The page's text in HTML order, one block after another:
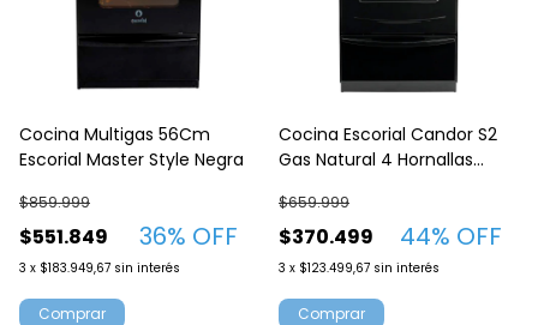
Cocina Multigas 56Cm
Escorial Master Style Negra
$551.849
$859.999
36% OFF
3 x $183.949,67 sin interés
Cocina Escorial Candor S2
Gas Natural 4 Hornallas
$370.499
$659.999
44% OFF
3 x $123.499,67 sin interés
Comprar